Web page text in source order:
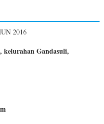
2016
Gandasuli,